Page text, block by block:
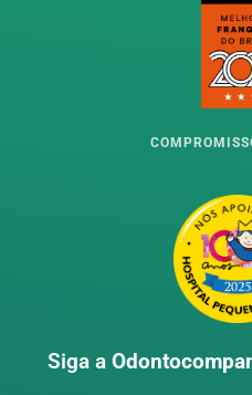
Siga a